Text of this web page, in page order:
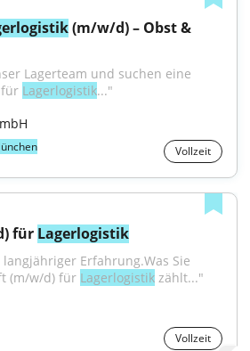
(m/w/d) – Obst &
Lagerteam und suchen eine
Lagerlogistik..."
Vollzeit
für Lagerlogistik
Erfahrung.Was Sie
(m/w/d) für Lagerlogistik zählt..."
Vollzeit